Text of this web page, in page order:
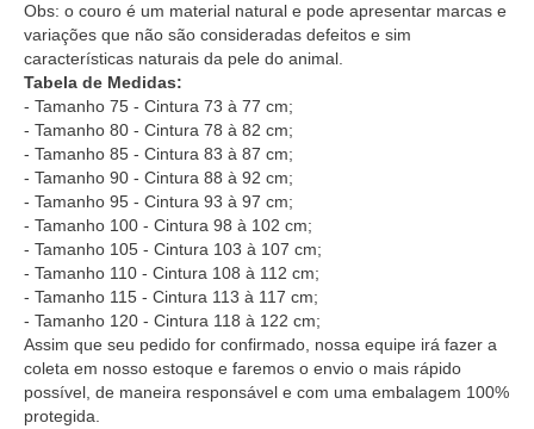
Obs: o couro é um material natural e pode apresentar marcas e
variações que não são consideradas defeitos e sim
características naturais da pele do animal.
Tabela de Medidas:
- Tamanho 75 - Cintura 73 à 77 cm;
- Tamanho 80 - Cintura 78 à 82 cm;
- Tamanho 85 - Cintura 83 à 87 cm;
- Tamanho 90 - Cintura 88 à 92 cm;
- Tamanho 95 - Cintura 93 à 97 cm;
- Tamanho 100 - Cintura 98 à 102 cm;
- Tamanho 105 - Cintura 103 à 107 cm;
- Tamanho 110 - Cintura 108 à 112 cm;
- Tamanho 115 - Cintura 113 à 117 cm;
- Tamanho 120 - Cintura 118 à 122 cm;
Assim que seu pedido for confirmado, nossa equipe irá fazer a
coleta em nosso estoque e faremos o envio o mais rápido
possível, de maneira responsável e com uma embalagem 100%
protegida.